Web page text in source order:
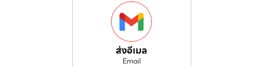
ส่งอีเมล
Email